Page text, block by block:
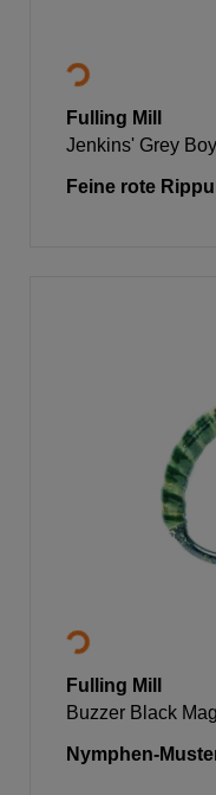
Fulling Mill
Jenkins' Grey
Feine rote
Fulling Mill
Buzzer Black
Nymphen-